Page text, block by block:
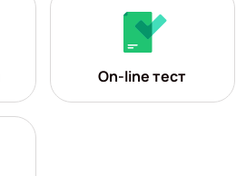
On-line тест